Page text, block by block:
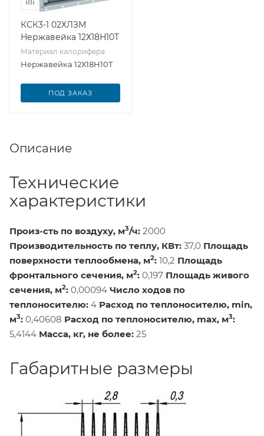
КСК3-1 02ХЛЗМ
Нержавейка 12Х18Н10Т
Материал калорифера:
Нержавейка 12Х18Н10Т
ПОД ЗАКАЗ
Описание
Технические
характеристики
Произ-сть по воздуху, м3/ч: 2000
Производительность по теплу, КВт: 37,0 Площадь
поверхности теплообмена, м2: 10,2 Площадь
фронтального сечения, м2: 0,197 Площадь живого
сечения, м2: 0,00094 Число ходов по
теплоносителю: 4 Расход по теплоносителю, min,
м3: 0,40608 Расход по теплоносителю, max, м3:
5,4144 Масса, кг, не более: 25
Габаритные размеры